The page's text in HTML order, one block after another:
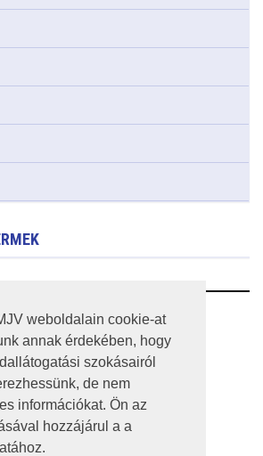
weboldalain cookie-at
annak érdekében, hogy
szokásairól
de nem
információkat. Ön az
hozzájárul a a
I ÁLLAPOTA